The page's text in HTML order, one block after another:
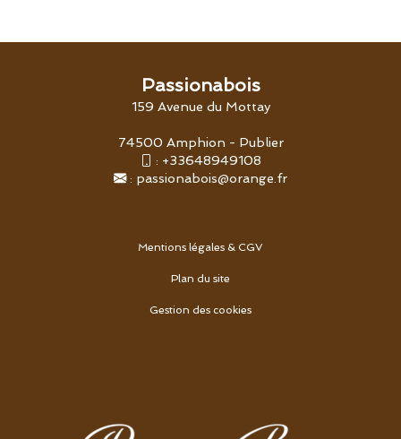
Passionabois
159 Avenue du Mottay
74500 Amphion - Publier
: +33648949108
: passionabois@orange.fr
Mentions légales & CGV
Plan du site
Gestion des cookies